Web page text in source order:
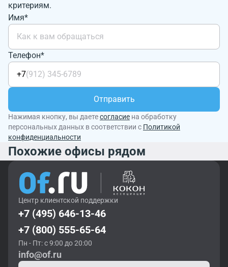
критериям.
Имя*
Телефон*
+7
Отправить
Нажимая кнопку, вы даетесогласие на обработку
персональных данных в соответствии с Политикой
конфиденциальности
Похожие офисы рядом
Центр клиентской поддержки
+7 (495) 646-13-46
+7 (800) 555-65-64
Пн - Пт: с 9:00 до 20:00
info@of.ru